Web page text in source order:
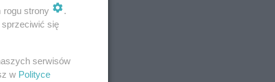
rogu strony
się
serwisów
w Polityce